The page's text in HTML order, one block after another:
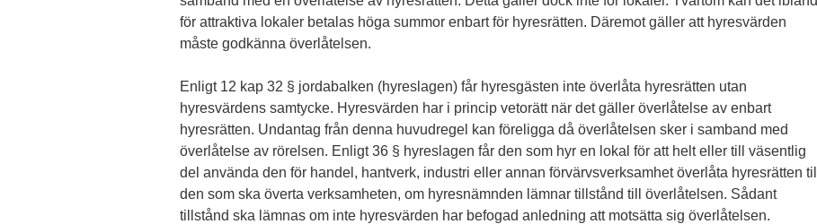
för attraktiva lokaler betalas höga summor enbart för hyresrätten. Däremot gäller att hyresvärden
måste godkänna överlåtelsen.
Enligt 12 kap 32 § jordabalken (hyreslagen) får hyres­gästen inte överlåta hyresrätten utan
hyresvärdens samtycke. Hyresvärden har i princip vetorätt när det gäller överlåtelse av enbart
hyresrätten. Undantag från denna huvudregel kan föreligga då överlåtelsen sker i samband med
överlåtelse av rörelsen. Enligt 36 § hyreslagen får den som hyr en lokal för att helt eller till väsentlig
del använda den för handel, hantverk, industri eller annan förvärvsverksamhet överlåta hyresrätten till
den som ska överta verksamheten, om hyresnämnden lämnar tillstånd till överlåtelsen. Sådant
tillstånd ska lämnas om inte hyresvärden har befogad anledning att motsätta sig överlåtelsen.